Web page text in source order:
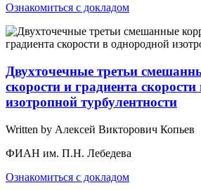
Ознакомиться с докладом
Двухточечные третьи
скорости и градиента
изотропной турбулентности
Written by Алексей Викторович Копьев
ФИАН им. П.Н. Лебедева
Ознакомиться с докладом